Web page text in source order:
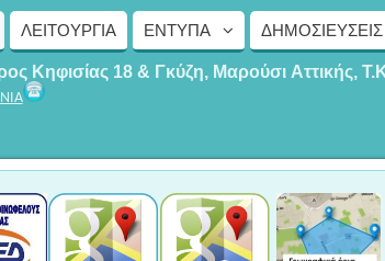
ΛΕΙΤΟΥΡΓΊΑ ΈΝΤΥΠΑ ΔΗΜΟΣΙΕΎΣΕΙΣ
Κηφισίας 18 & Γκύζη, Μαρούσι Αττικής,